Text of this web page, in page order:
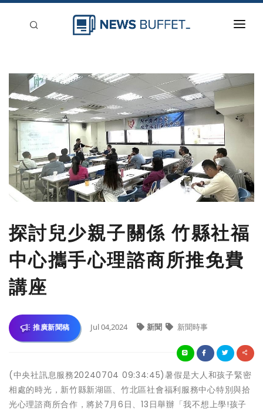
新聞稿分類
登入
探討兒少親子關係 竹縣社福
中心攜手心理諮商所推免費
講座
推廣新聞稿 Jul 04,2024 新聞 新聞時事
(中央社訊息服務20240704 09:34:45)暑假是大人和孩子緊密
相處的時光，新竹縣新湖區、竹北區社會福利服務中心特別與拾
光心理諮商所合作，將於7月6日、13日舉辦「我不想上學!孩子